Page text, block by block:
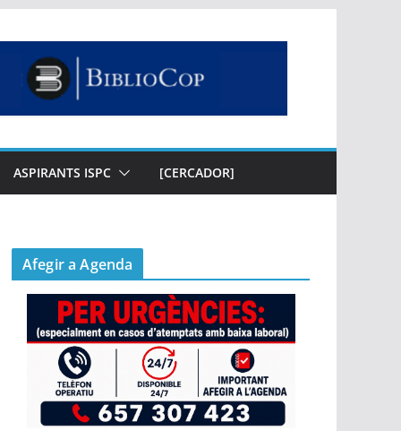
ASPIRANTS ISPC [CERCADOR]
Afegir a Agenda